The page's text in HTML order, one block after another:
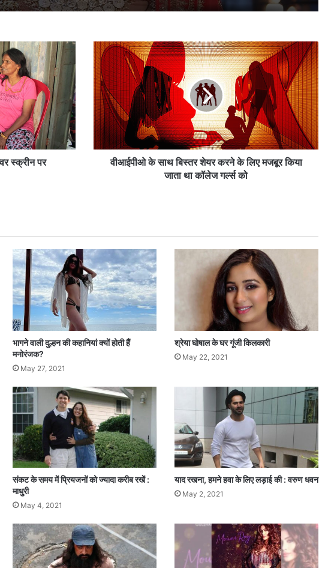
स्क्रीन पर
वी
आ
ई
पी
ओ
के
सा
थ
बि
र
ने
के
लि
ए
म
ज
र
ता
था
कॉ
ले
ज
ग
र्ल्स
को
वीआईपीओ के साथ बिस्तर शेयर करने के लिए मजबूर किया
जाता था कॉलेज गर्ल्स को
भागने वाली दुल्हन की कहानियां क्यों होती हैं
मनोरंजक?
May 27, 2021
श्रेया घोषाल के घर गूंजी किलकारी
May 22, 2021
संकट के समय में प्रियजनों को ज्यादा करीब रखें :
माधुरी
May 4, 2021
याद रखना, हमने हवा के लिए लड़ाई की : वरुण धवन
May 2, 2021